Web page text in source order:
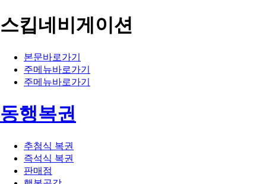
스킵네비게이션
본문바로가기
주메뉴바로가기
주메뉴바로가기
동행복권
추첨식 복권
즉석식 복권
판매점